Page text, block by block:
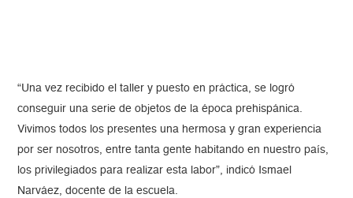
“Una vez recibido el taller y puesto en práctica, se logró
conseguir una serie de objetos de la época prehispánica.
Vivimos todos los presentes una hermosa y gran experiencia
por ser nosotros, entre tanta gente habitando en nuestro país,
los privilegiados para realizar esta labor”, indicó Ismael
Narváez, docente de la escuela.